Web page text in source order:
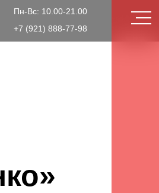
+7 (921) 888-77-98
Пн-Вс: 10.00-21.00